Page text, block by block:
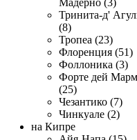
Мадерно (3)
Тринита-д'
(8)
Тропеа (23)
Флоренция (51)
Фоллоника (3)
Форте дей
(25)
Чезантико (7)
Чинкуале (2)
на Кипре